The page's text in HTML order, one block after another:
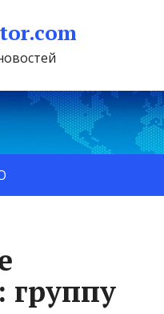
группу